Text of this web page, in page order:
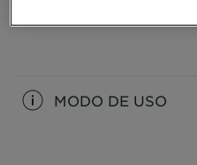
MODO DE USO